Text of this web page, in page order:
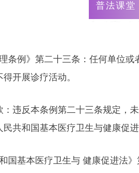
普法课堂
条例》第二十三条：任何单位或
开展诊疗活动。
：违反本条例第二十三条规定，
共和国基本医疗卫生与健康促
国基本医疗卫生与 健康促进法